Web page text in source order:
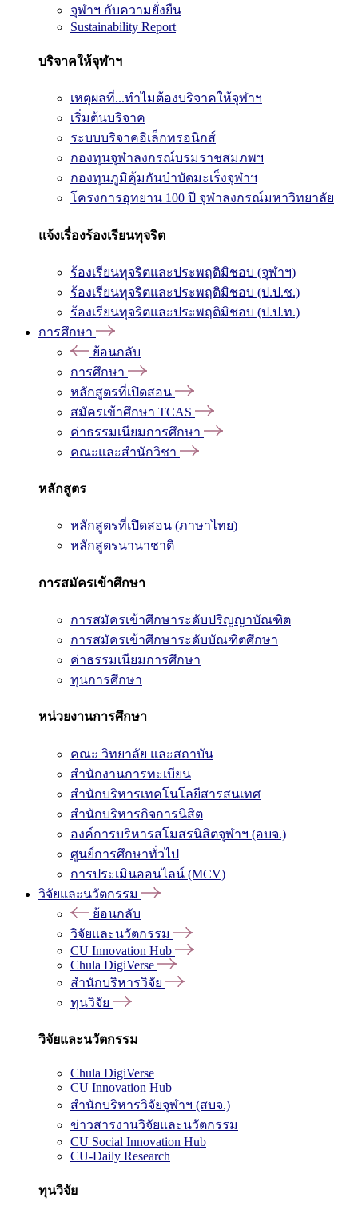
จุฬาฯ กับความยั่งยืน
Sustainability Report
บริจาคให้จุฬาฯ
เหตุผลที่...ทำไมต้องบริจาคให้จุฬาฯ
เริ่มต้นบริจาค
ระบบบริจาคอิเล็กทรอนิกส์
กองทุนจุฬาลงกรณ์บรมราชสมภพฯ
กองทุนภูมิคุ้มกันบำบัดมะเร็งจุฬาฯ
โครงการอุทยาน 100 ปี จุฬาลงกรณ์มหาวิทยาลัย
แจ้งเรื่องร้องเรียนทุจริต
ร้องเรียนทุจริตและประพฤติมิชอบ (จุฬาฯ)
ร้องเรียนทุจริตและประพฤติมิชอบ (ป.ป.ช.)
ร้องเรียนทุจริตและประพฤติมิชอบ (ป.ป.ท.)
การศึกษา
ย้อนกลับ
การศึกษา
หลักสูตรที่เปิดสอน
สมัครเข้าศึกษา TCAS
ค่าธรรมเนียมการศึกษา
คณะและสำนักวิชา
หลักสูตร
หลักสูตรที่เปิดสอน (ภาษาไทย)
หลักสูตรนานาชาติ
การสมัครเข้าศึกษา
การสมัครเข้าศึกษาระดับปริญญาบัณฑิต
การสมัครเข้าศึกษาระดับบัณฑิตศึกษา
ค่าธรรมเนียมการศึกษา
ทุนการศึกษา
หน่วยงานการศึกษา
คณะ วิทยาลัย และสถาบัน
สำนักงานการทะเบียน
สำนักบริหารเทคโนโลยีสารสนเทศ
สำนักบริหารกิจการนิสิต
องค์การบริหารสโมสรนิสิตจุฬาฯ (อบจ.)
ศูนย์การศึกษาทั่วไป
การประเมินออนไลน์ (MCV)
วิจัยและนวัตกรรม
ย้อนกลับ
วิจัยและนวัตกรรม
CU Innovation Hub
Chula DigiVerse
สำนักบริหารวิจัย
ทุนวิจัย
วิจัยและนวัตกรรม
Chula DigiVerse
CU Innovation Hub
สำนักบริหารวิจัยจุฬาฯ (สบจ.)
ข่าวสารงานวิจัยและนวัตกรรม
CU Social Innovation Hub
CU-Daily Research
ทุนวิจัย